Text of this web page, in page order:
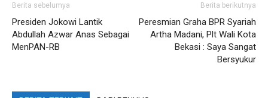
Berita sebelumya
Presiden Jokowi Lantik
Abdullah Azwar Anas Sebagai
MenPAN-RB
Berita berikutnya
Peresmian Graha BPR Syariah
Artha Madani, Plt Wali Kota
Bekasi : Saya Sangat
Bersyukur